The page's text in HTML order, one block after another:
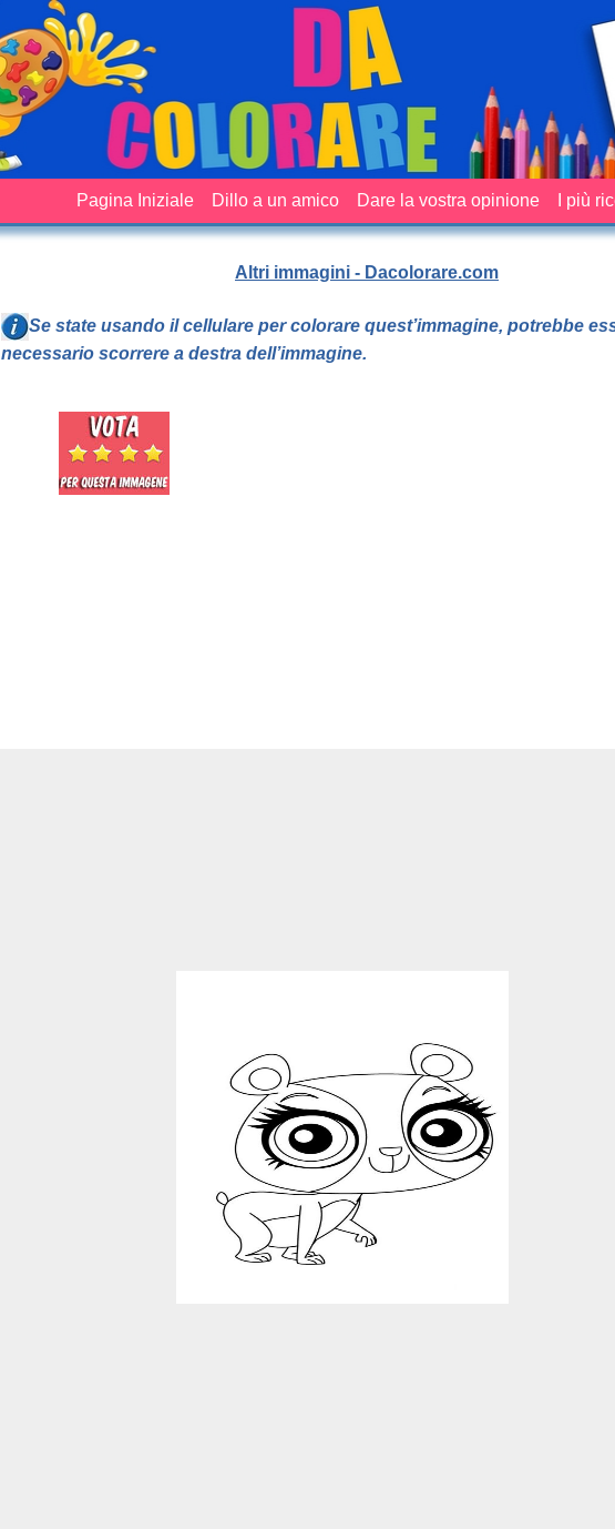
Pagina Iniziale Dillo a un amico Dare la vostra opinione I più
Altri immagini - Dacolorare.com
Se state usando il cellulare per colorare quest’immagine, potrebbe
necessario scorrere a destra dell’immagine.